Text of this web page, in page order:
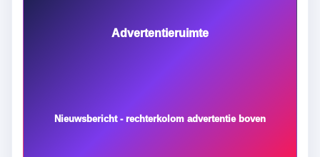
Advertentieruimte
Nieuwsbericht - rechterkolom advertentie boven